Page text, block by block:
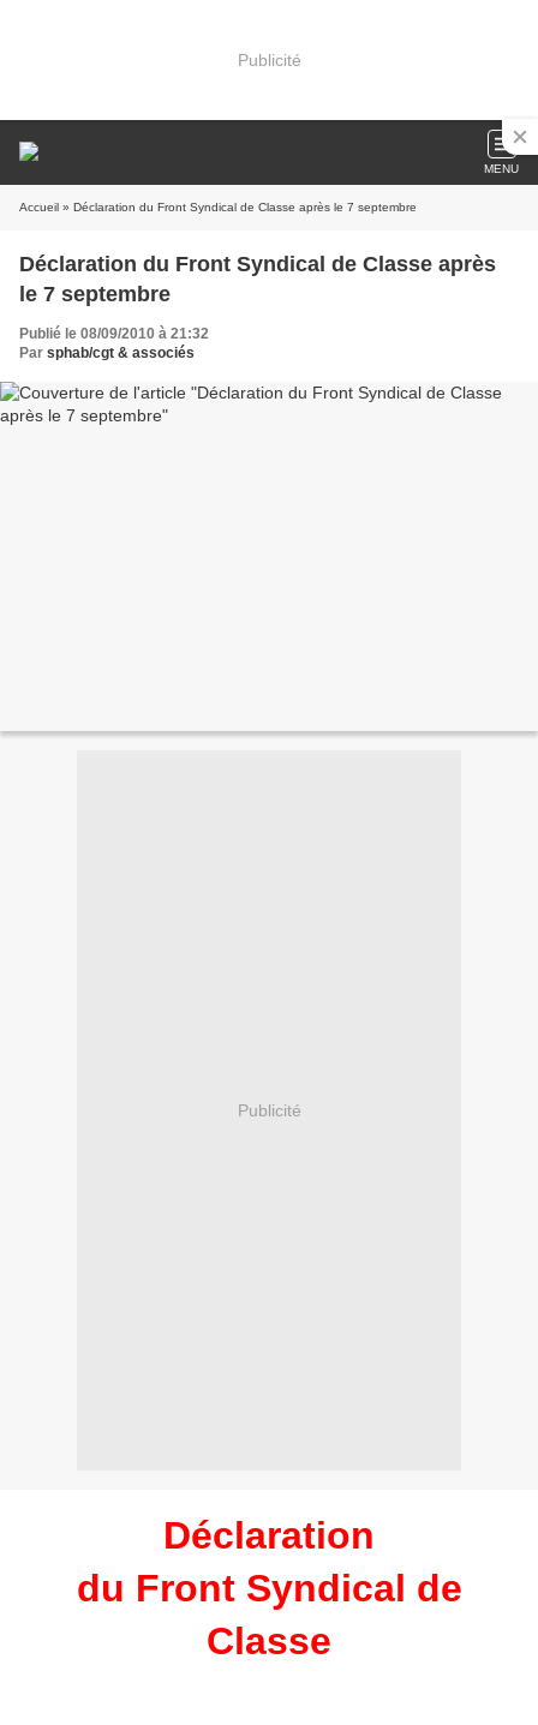
Publicité
MENU
Accueil » Déclaration du Front Syndical de Classe après le 7 septembre
Déclaration du Front Syndical de Classe après
le 7 septembre
Publié le 08/09/2010 à 21:32
Par sphab/cgt & associés
Publicité
Déclaration
du Front Syndical de
Classe